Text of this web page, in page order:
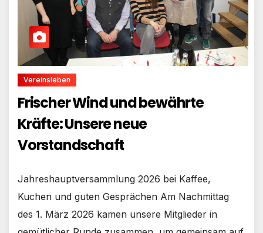
Vereinsleben
Frischer Wind und bewährte
Kräfte: Unsere neue
Vorstandschaft
Jahreshauptversammlung 2026 bei Kaffee,
Kuchen und guten Gesprächen Am Nachmittag
des 1. März 2026 kamen unsere Mitglieder in